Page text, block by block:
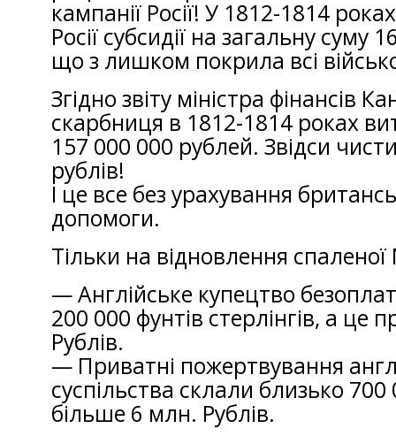
кампанії Росії! У 1812-1814
Росії субсидії на загальну суму
що з лишком покрила всі
Згідно звіту міністра фінансів
скарбниця в 1812-1814 роках
157 000 000 рублей. Звідси
рублів!
І це все без урахування
допомоги.
Тільки на відновлення
— Англійське купецтво
200 000 фунтів стерлінгів, а це
Рублів.
— Приватні пожертвування
суспільства склали близько 700
більше 6 млн. Рублів.